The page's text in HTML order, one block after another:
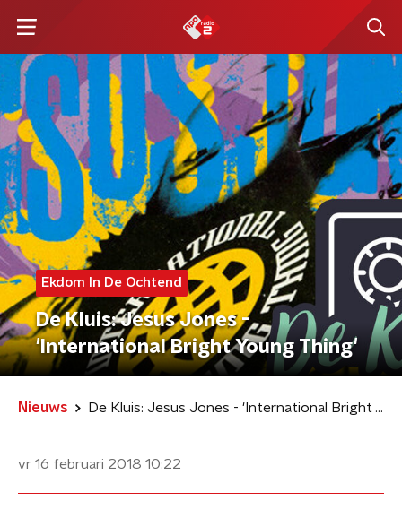
Ekdom In De Ochtend
De Kluis: Jesus Jones -
'International Bright Young Thing'
Nieuws De Kluis: Jesus Jones - 'International Bright Young Thing'
vr 16 februari 2018 10:22